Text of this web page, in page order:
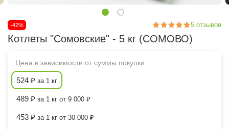
-42% 5 отзывов
Котлеты "Сомовские" - 5 кг (СОМОВО)
Цена в зависимости от суммы покупки:
524 ₽ за 1 кг
489 ₽ за 1 кг от 9 000 ₽
453 ₽ за 1 кг от 30 000 ₽